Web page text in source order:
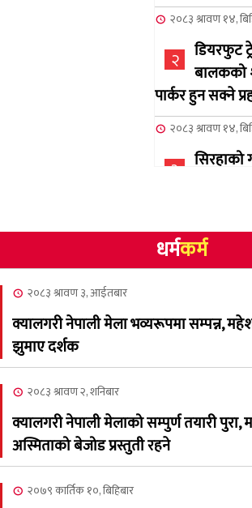
२०८३ श्रावण १४,
२
डियरफुट
बालकको
पार्कर हुन सक्ने
२०८३ श्रावण १४,
३
सिरहाको
४
NCSC को
न्यौपाने
नेप्लिज
२०८३ श्रावण ६,
कामना
धर्मकर्म
२०८३ श्रावण ३, आईतबार
क्यालगरी नेपाली मेला भव्यरूपमा सम्पन्न,
झुमाए दर्शक
२०८३ श्रावण २, शनिबार
क्यालगरी नेपाली मेलाको सम्पुर्ण तयारी पुरा,
अस्मिताको बेजोड प्रस्तुती रहने
२०७९ कार्तिक १०, बिहिबार